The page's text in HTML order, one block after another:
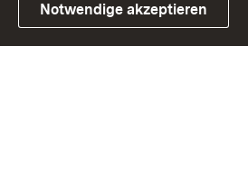
Link zum Landesportal
Notwendige akzeptieren